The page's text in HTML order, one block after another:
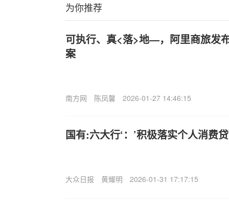
为你推荐
可执行、真<落>地—，阿里商旅发
案
南方网 陈凤馨 2026-01-27 14:46:15
国有:六大行‘：’积极落实个人消费
大众日报 黄耀明 2026-01-31 17:17:15